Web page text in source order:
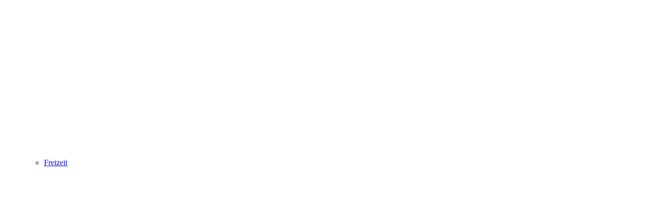
Freizeit